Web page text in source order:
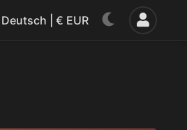
Deutsch | € EUR